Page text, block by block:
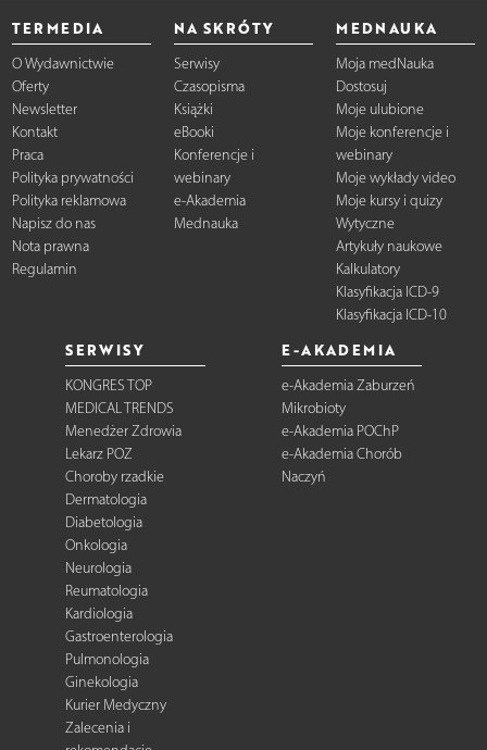
TERMEDIA
O Wydawnictwie
Oferty
Newsletter
Kontakt
Praca
Polityka prywatności
Polityka reklamowa
Napisz do nas
Nota prawna
Regulamin
NA SKRÓTY
Serwisy
Czasopisma
Książki
eBooki
Konferencje i
webinary
e-Akademia
Mednauka
MEDNAUKA
Moja medNauka
Dostosuj
Moje ulubione
Moje konferencje i
webinary
Moje wykłady video
Moje kursy i quizy
Wytyczne
Artykuły naukowe
Kalkulatory
Klasyfikacja ICD-9
Klasyfikacja ICD-10
SERWISY
KONGRES TOP
MEDICAL TRENDS
Menedżer Zdrowia
Lekarz POZ
Choroby rzadkie
Dermatologia
Diabetologia
Onkologia
Neurologia
Reumatologia
Kardiologia
Gastroenterologia
Pulmonologia
Ginekologia
Kurier Medyczny
Zalecenia i
E-AKADEMIA
e-Akademia Zaburzeń
Mikrobioty
e-Akademia POChP
e-Akademia Chorób
Naczyń